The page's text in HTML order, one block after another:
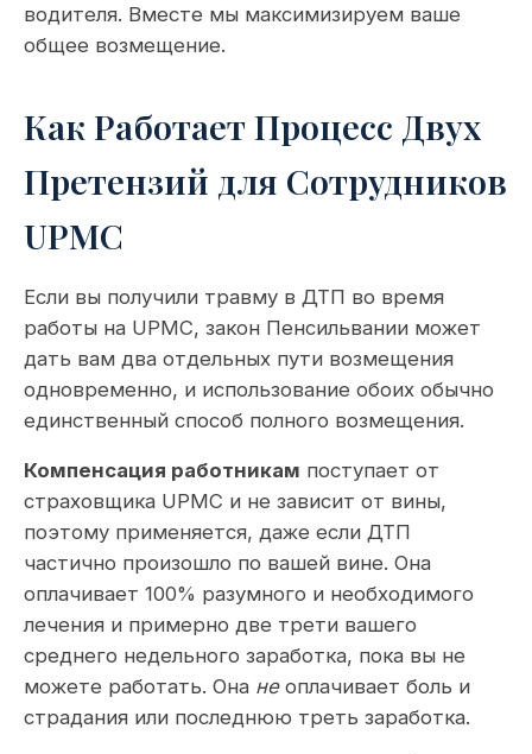
водителя. Вместе мы максимизируем ваше
общее возмещение.
Как Работает Процесс Двух
Претензий для Сотрудников
UPMC
Если вы получили травму в ДТП во время
работы на UPMC, закон Пенсильвании может
дать вам два отдельных пути возмещения
одновременно, и использование обоих обычно
единственный способ полного возмещения.
Компенсация работникам поступает от
страховщика UPMC и не зависит от вины,
поэтому применяется, даже если ДТП
частично произошло по вашей вине. Она
оплачивает 100% разумного и необходимого
лечения и примерно две трети вашего
среднего недельного заработка, пока вы не
можете работать. Она неоплачивает боль и
страдания или последнюю треть заработка.